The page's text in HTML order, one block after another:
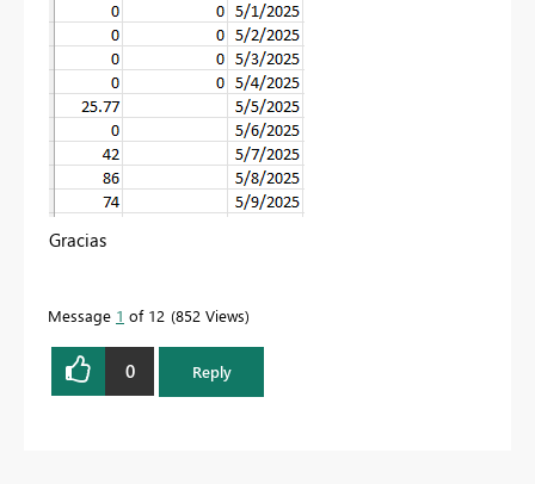
Gracias
Message 1 of 12 852 Views
0 Reply